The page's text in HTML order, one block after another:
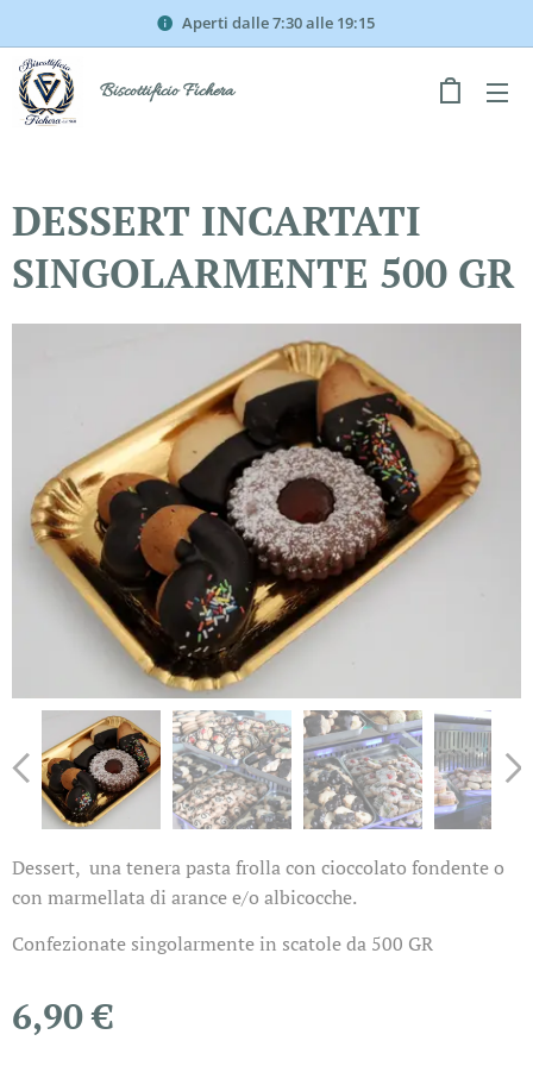
Aperti dalle 7:30 alle 19:15
Biscottificio Fichera
DESSERT INCARTATI
SINGOLARMENTE 500 GR
Dessert, una tenera pasta frolla con cioccolato fondente o
con marmellata di arance e/o albicocche.
Confezionate singolarmente in scatole da 500 GR
6,90€